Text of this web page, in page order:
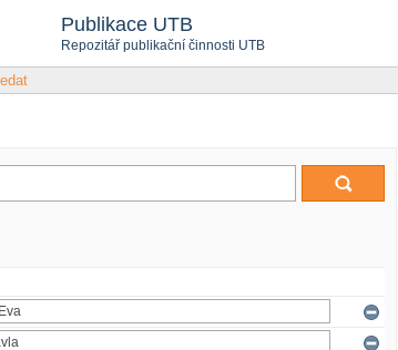
Publikace UTB
Repozitář publikační činnosti UTB